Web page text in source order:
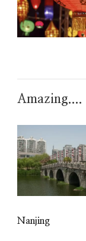
Amazing....
Nanjing